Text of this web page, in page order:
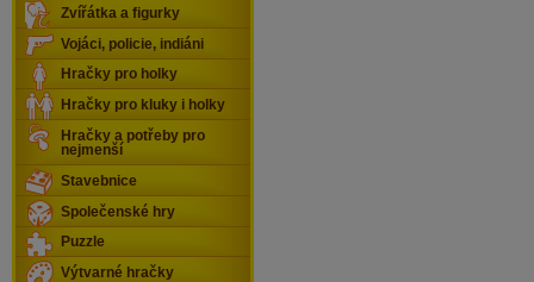
Zvířátka a figurky
Vojáci, policie, indiáni
Hračky pro holky
Hračky pro kluky i holky
Hračky a potřeby pro
nejmenší
Stavebnice
Společenské hry
Puzzle
Výtvarné hračky